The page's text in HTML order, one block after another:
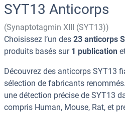
SYT13 Anticorps
(Synaptotagmin XIII (SYT13))
Choisissez l’un des 23 anticorps
produits basés sur 1 publication
Découvrez des anticorps SYT13
sélection de fabricants
une détection précise de SYT13
compris Human, Mouse, Rat, et